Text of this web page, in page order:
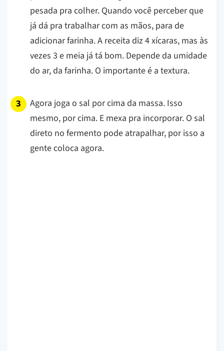
pesada pra colher. Quando você perceber que
já dá pra trabalhar com as mãos, para de
adicionar farinha. A receita diz 4 xícaras, mas às
vezes 3 e meia já tá bom. Depende da umidade
do ar, da farinha. O importante é a textura.
Agora joga o sal por cima da massa. Isso
mesmo, por cima. E mexa pra incorporar. O sal
direto no fermento pode atrapalhar, por isso a
gente coloca agora.